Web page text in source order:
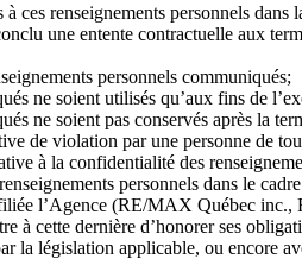
ces renseignements personnels
une entente contractuelle aux
personnels communiqués;
ne soient utilisés qu’aux fins de
ne soient pas conservés après la
de violation par une personne de
à la confidentialité des
personnels dans le
l’Agence (RE/MAX Québec
à cette dernière d’honorer ses
la législation applicable, ou encore